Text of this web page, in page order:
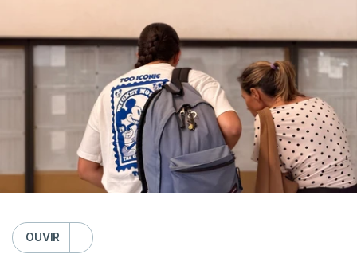
OUVIR